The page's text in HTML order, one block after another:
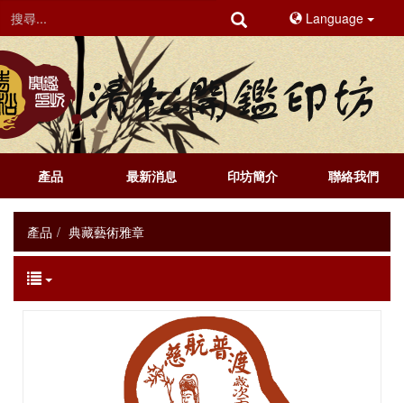
Language
產品 最新消息 印坊簡介 聯絡我們
產品 典藏藝術雅章